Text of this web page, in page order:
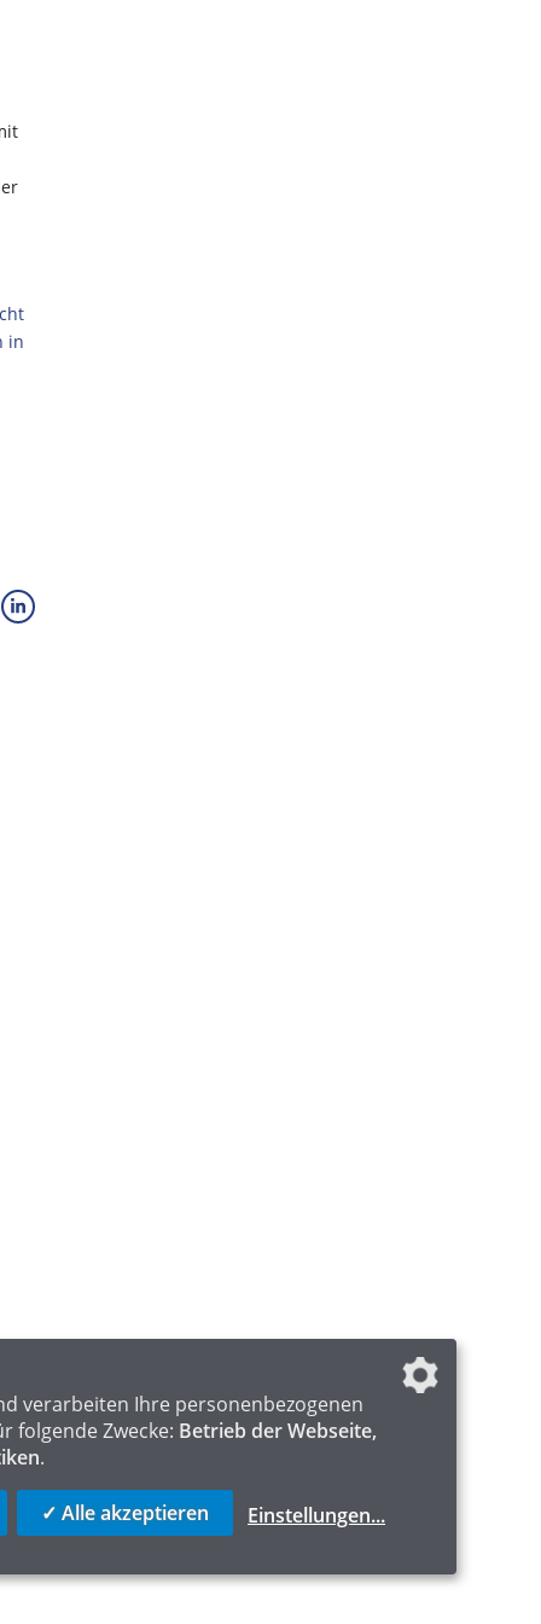
in
verarbeiten Ihre personenbezogenen
folgende Zwecke: Betrieb der Webseite,
.
✓ Alle akzeptieren Einstellungen...